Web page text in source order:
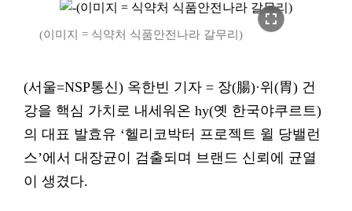
fullscreen
(이미지 = 식약처 식품안전나라 갈무리)
(서울=NSP통신) 옥한빈 기자 = 장(腸)·위(胃) 건
강을 핵심 가치로 내세워온 hy(옛 한국야쿠르트)
의 대표 발효유 ‘헬리코박터 프로젝트 윌 당밸런
스’에서 대장균이 검출되며 브랜드 신뢰에 균열
이 생겼다.